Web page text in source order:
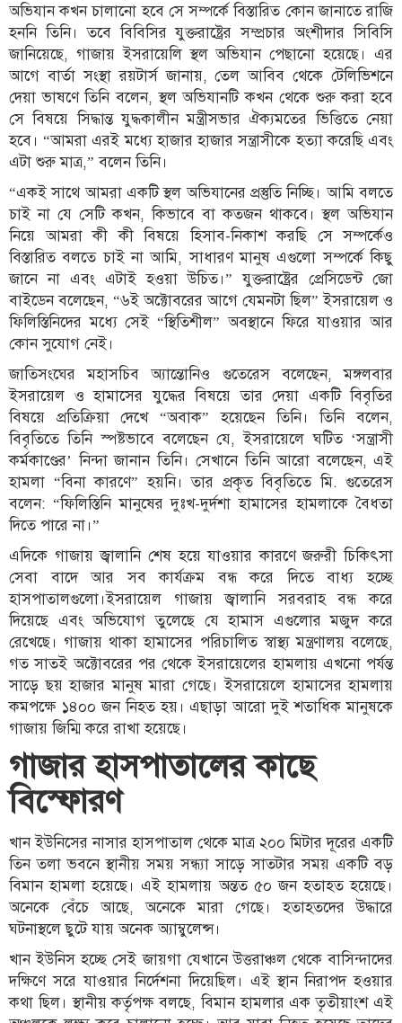
অভিযান কখন চালানো হবে সে সম্পর্কে বিস্তারিত কোন জানাতে রাজি
হননি তিনি। তবে বিবিসির যুক্তরাষ্ট্রের সম্প্রচার অংশীদার সিবিসি
জানিয়েছে, গাজায় ইসরায়েলি স্থল অভিযান পেছানো হয়েছে। এর
আগে বার্তা সংস্থা রয়টার্স জানায়, তেল আবিব থেকে টেলিভিশনে
দেয়া ভাষণে তিনি বলেন, স্থল অভিযানটি কখন থেকে শুরু করা হবে
সে বিষয়ে সিদ্ধান্ত যুদ্ধকালীন মন্ত্রীসভার ঐক্যমতের ভিত্তিতে নেয়া
হবে। “আমরা এরই মধ্যে হাজার হাজার সন্ত্রাসীকে হত্যা করেছি এবং
এটা শুরু মাত্র,” বলেন তিনি।
“একই সাথে আমরা একটি স্থল অভিযানের প্রস্তুতি নিচ্ছি। আমি বলতে
চাই না যে সেটি কখন, কিভাবে বা কতজন থাকবে। স্থল অভিযান
নিয়ে আমরা কী কী বিষয়ে হিসাব-নিকাশ করছি সে সম্পর্কেও
বিস্তারিত বলতে চাই না আমি, সাধারণ মানুষ এগুলো সম্পর্কে কিছু
জানে না এবং এটাই হওয়া উচিত।” যুক্তরাষ্ট্রের প্রেসিডেন্ট জো
বাইডেন বলেছেন, “৬ই অক্টোবরের আগে যেমনটা ছিল” ইসরায়েল ও
ফিলিস্তিনিদের মধ্যে সেই “স্থিতিশীল” অবস্থানে ফিরে যাওয়ার আর
কোন সুযোগ নেই।
জাতিসংঘের মহাসচিব অ্যান্তোনিও গুতেরেস বলেছেন, মঙ্গলবার
ইসরায়েল ও হামাসের যুদ্ধের বিষয়ে তার দেয়া একটি বিবৃতির
বিষয়ে প্রতিক্রিয়া দেখে “অবাক” হয়েছেন তিনি। তিনি বলেন,
বিবৃতিতে তিনি স্পষ্টভাবে বলেছেন যে, ইসরায়েলে ঘটিত ‘সন্ত্রাসী
কর্মকাণ্ডের’ নিন্দা জানান তিনি। সেখানে তিনি আরো বলেছেন, এই
হামলা “বিনা কারণে” হয়নি। তার প্রকৃত বিবৃতিতে মি. গুতেরেস
বলেন: “ফিলিস্তিনি মানুষের দুঃখ-দুর্দশা হামাসের হামলাকে বৈধতা
দিতে পারে না।”
এদিকে গাজায় জ্বালানি শেষ হয়ে যাওয়ার কারণে জরুরী চিকিৎসা
সেবা বাদে আর সব কার্যক্রম বন্ধ করে দিতে বাধ্য হচ্ছে
হাসপাতালগুলো।ইসরায়েল গাজায় জ্বালানি সরবরাহ বন্ধ করে
দিয়েছে এবং অভিযোগ তুলেছে যে হামাস এগুলোর মজুদ করে
রেখেছে। গাজায় থাকা হামাসের পরিচালিত স্বাস্থ্য মন্ত্রণালয় বলেছে,
গত সাতই অক্টোবরের পর থেকে ইসরায়েলের হামলায় এখনো পর্যন্ত
সাড়ে ছয় হাজার মানুষ মারা গেছে। ইসরায়েলে হামাসের হামলায়
কমপক্ষে ১৪০০ জন নিহত হয়। এছাড়া আরো দুই শতাধিক মানুষকে
গাজায় জিম্মি করে রাখা হয়েছে।
গাজার হাসপাতালের কাছে
বিস্ফোরণ
খান ইউনিসের নাসার হাসপাতাল থেকে মাত্র ২০০ মিটার দূরের একটি
তিন তলা ভবনে স্থানীয় সময় সন্ধ্যা সাড়ে সাতটার সময় একটি বড়
বিমান হামলা হয়েছে। এই হামলায় অন্তত ৫০ জন হতাহত হয়েছে।
অনেকে বেঁচে আছে, অনেকে মারা গেছে। হতাহতদের উদ্ধারে
ঘটনাস্থলে ছুটে যায় অনেক অ্যাম্বুলেন্স।
খান ইউনিস হচ্ছে সেই জায়গা যেখানে উত্তরাঞ্চল থেকে বাসিন্দাদের
দক্ষিণে সরে যাওয়ার নির্দেশনা দিয়েছিল। এই স্থান নিরাপদ হওয়ার
কথা ছিল। স্থানীয় কর্তৃপক্ষ বলছে, বিমান হামলার এক তৃতীয়াংশ এই